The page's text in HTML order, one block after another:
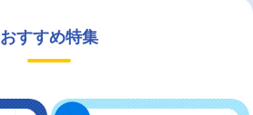
おすすめ特集